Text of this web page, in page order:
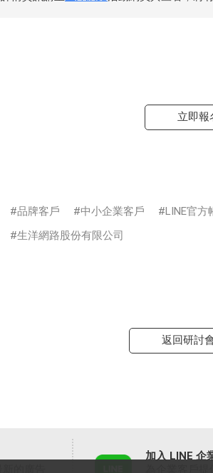
立即報
品牌客戶 中小企業客戶 LINE官方
生洋網路股份有限公司
返回研討
加入 LINE 企